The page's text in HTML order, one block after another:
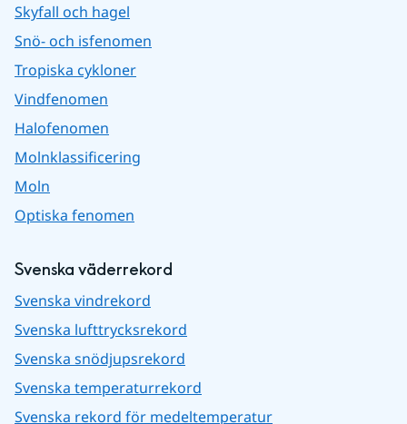
Skyfall och hagel
Snö- och isfenomen
Tropiska cykloner
Vindfenomen
Halofenomen
Molnklassificering
Moln
Optiska fenomen
Svenska väderrekord
Svenska vindrekord
Svenska lufttrycksrekord
Svenska snödjupsrekord
Svenska temperaturrekord
Svenska rekord för medeltemperatur